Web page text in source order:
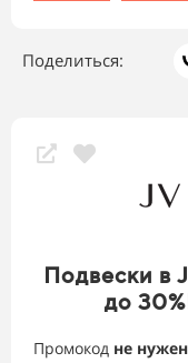
Поделиться:
Подвески в
до
Промокод не нужен